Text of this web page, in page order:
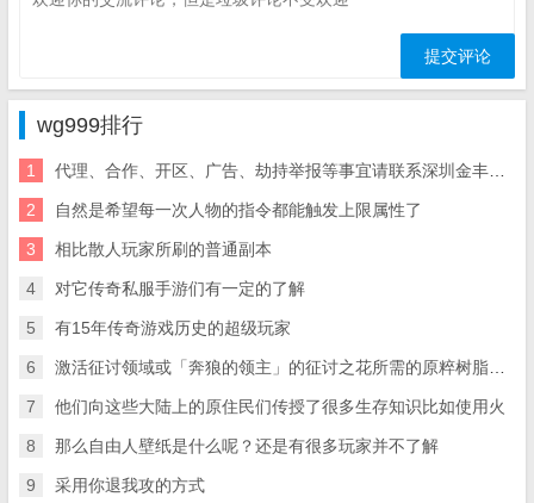
wg999排行
1 代理、合作、开区、广告、劫持举报等事宜请联系深圳金丰星界科盛大传奇手游官网技有限公司
2 自然是希望每一次人物的指令都能触发上限属性了
3 相比散人玩家所刷的普通副本
4 对它传奇私服手游们有一定的了解
5 有15年传奇游戏历史的超级玩家
6 激活征讨领域或「奔狼的领主」的征讨之花所需的原粹树脂将有三次减半的机会(从1.【可以驾驶各种载具的游戏】载具就是各种驾驶工具
7 他们向这些大陆上的原住民们传授了很多生存知识比如使用火
8 那么自由人壁纸是什么呢？还是有很多玩家并不了解
9 采用你退我攻的方式